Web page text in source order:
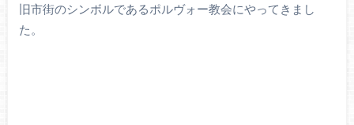
旧市街のシンボルであるポルヴォー教会にやってきまし
た。